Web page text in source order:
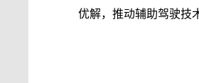
优解，推动辅助驾驶技